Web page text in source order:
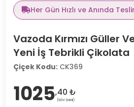
Her Gün Hızlı ve Anında
Vazoda Kırmızı Güller
Yeni İş Tebrikli Çikolata
Çiçek Kodu: CK369
1025,40 ₺
(KDV Dahil)